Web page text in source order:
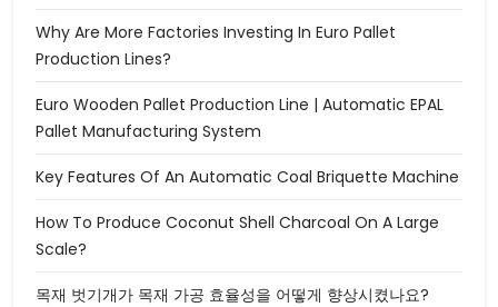
Why Are More Factories Investing In Euro Pallet
Production Lines?
Euro Wooden Pallet Production Line | Automatic EPAL
Pallet Manufacturing System
Key Features Of An Automatic Coal Briquette Machine
How To Produce Coconut Shell Charcoal On A Large
Scale?
목재 벗기개가 목재 가공 효율성을 어떻게 향상시켰나요?